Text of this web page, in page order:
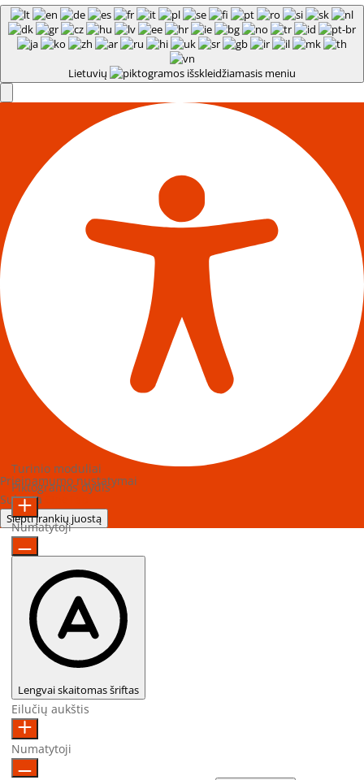
Lietuvių
Prieinamumo nustatymai
Sukurta
Slėpti įrankių juostą
Turinio moduliai
Piktogramos dydis
Numatytoji
Lengvai skaitomas šriftas
Eilučių aukštis
Numatytoji